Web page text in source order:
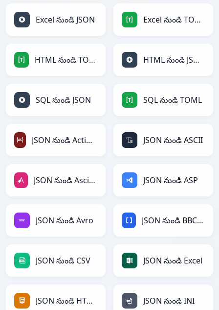
Excel నుండి JSON Excel నుండి TOML
HTML నుండి TOML HTML నుండి JSON
SQL నుండి JSON SQL నుండి TOML
JSON నుండి ActionScript JSON నుండి ASCII
JSON నుండి AsciiDoc JSON నుండి ASP
JSON నుండి Avro JSON నుండి BBCode
JSON నుండి CSV JSON నుండి Excel
JSON నుండి HTML JSON నుండి INI